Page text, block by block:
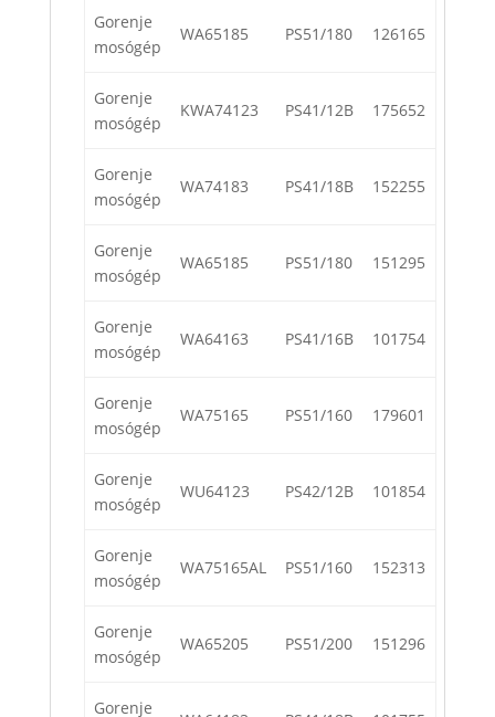
Gorenje
mosógép
WA65185 PS51/180 126165
Gorenje
mosógép
KWA74123 PS41/12B 175652
Gorenje
mosógép
WA74183 PS41/18B 152255
Gorenje
mosógép
WA65185 PS51/180 151295
Gorenje
mosógép
WA64163 PS41/16B 101754
Gorenje
mosógép
WA75165 PS51/160 179601
Gorenje
mosógép
WU64123 PS42/12B 101854
Gorenje
mosógép
WA75165AL PS51/160 152313
Gorenje
mosógép
WA65205 PS51/200 151296
Gorenje